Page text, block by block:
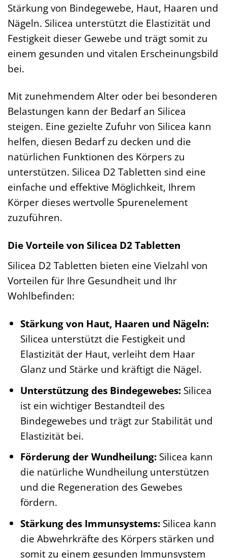
Stärkung von Bindegewebe, Haut, Haaren und
Nägeln. Silicea unterstützt die Elastizität und
Festigkeit dieser Gewebe und trägt somit zu
einem gesunden und vitalen Erscheinungsbild
bei.
Mit zunehmendem Alter oder bei besonderen
Belastungen kann der Bedarf an Silicea
steigen. Eine gezielte Zufuhr von Silicea kann
helfen, diesen Bedarf zu decken und die
natürlichen Funktionen des Körpers zu
unterstützen. Silicea D2 Tabletten sind eine
einfache und effektive Möglichkeit, Ihrem
Körper dieses wertvolle Spurenelement
zuzuführen.
Die Vorteile von Silicea D2 Tabletten
Silicea D2 Tabletten bieten eine Vielzahl von
Vorteilen für Ihre Gesundheit und Ihr
Wohlbefinden:
Stärkung von Haut, Haaren und Nägeln:
Silicea unterstützt die Festigkeit und
Elastizität der Haut, verleiht dem Haar
Glanz und Stärke und kräftigt die Nägel.
Unterstützung des Bindegewebes:Silicea
ist ein wichtiger Bestandteil des
Bindegewebes und trägt zur Stabilität und
Elastizität bei.
Förderung der Wundheilung:Silicea kann
die natürliche Wundheilung unterstützen
und die Regeneration des Gewebes
fördern.
Stärkung des Immunsystems:Silicea kann
die Abwehrkräfte des Körpers stärken und
somit zu einem gesunden Immunsystem